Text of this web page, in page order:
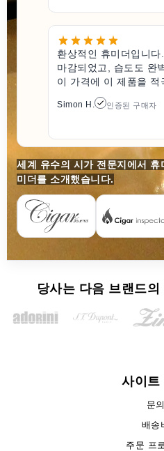
환상적인 휴미더입니
마감되었고, 습도도 완
이 가격에 이 제품을 적
Simon H. 인증된 구매자
세계 유수의 시가 전문지에서
미더를 소개했습니다.
당사는 다음 브랜드
사이트
문의
배송
주문 프